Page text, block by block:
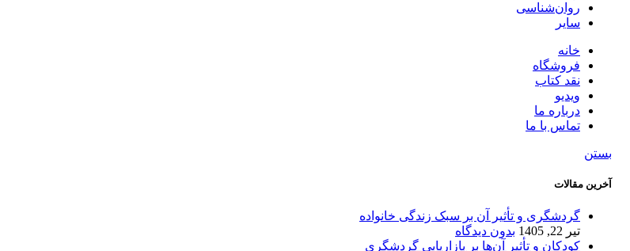
روان‌شناسی
سایر
خانه
فروشگاه
نقد کتاب
ویدیو
درباره‌ ما
تماس با ما
بستن
آخرین مقالات
گردشگری و تأثیر آن بر سبک زندگی خانواده
تیر 22, 1405
بدون دیدگاه
کودکان و تأثیر آن‌ها بر بازاریابی گردشگری